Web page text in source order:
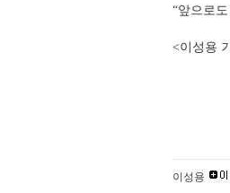
“앞으로
<이성용
이성용